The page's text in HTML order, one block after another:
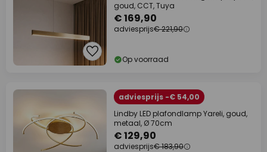
goud, CCT, Tuya
€ 169,90
adviesprijs€ 221,90
Op voorraad
adviesprijs -€ 54,00
Lindby LED plafondlamp Yareli, goud,
metaal, Ø 70cm
€ 129,90
adviesprijs€ 183,90